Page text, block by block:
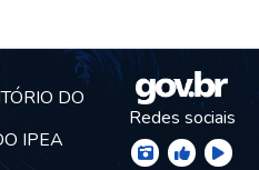
DO
IPEA
Redes sociais